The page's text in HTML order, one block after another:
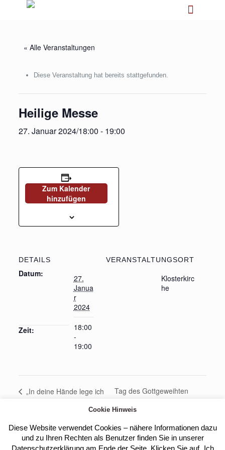
« Alle Veranstaltungen
Diese Veranstaltung hat bereits stattgefunden.
Heilige Messe
27. Januar 2024/18:00 - 19:00
Zum Kalender
hinzufügen
DETAILS
Datum:
27.
Janua
r
2024
Zeit:
18:00
-
19:00
VERANSTALTUNGSORT
Klosterkirc
he
„In deine Hände lege ich
Gebet der Kirche – Die
Komplet (Prof. Marco
Benini, Trier)
Tag des Gottgeweihten
Berufungen, Impuls,
Anbetung, Vesper, Hl. Messe
und Begegnung
Cookie Hinweis
Diese Website verwendet Cookies – nähere Informationen dazu
und zu Ihren Rechten als Benutzer finden Sie in unserer
Datenschutzerklärung am Ende der Seite. Klicken Sie auf „Ich